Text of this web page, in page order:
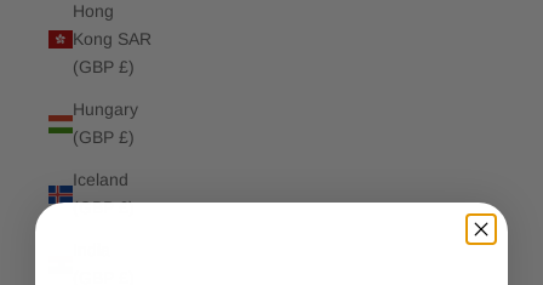
Hong
Kong SAR
(GBP £)
Hungary
(GBP £)
Iceland
(GBP £)